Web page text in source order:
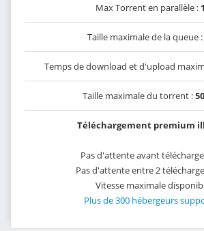
Max Torrent en parallèle :
Taille maximale de la queue :
Temps de download et d'upload
Taille maximale du torrent :
Téléchargement premium
Pas d'attente avant
Pas d'attente entre 2
Vitesse maximale
Plus de 300 hébergeurs